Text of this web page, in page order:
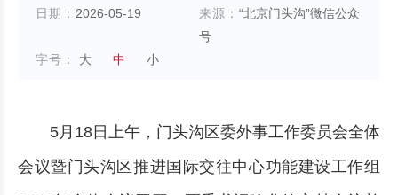
日期： 2026-05-19 来源： “北京门头沟”微信公众
号
字号：
大 中 小
5月18日上午，门头沟区委外事工作委员会全体
会议暨门头沟区推进国际交往中心功能建设工作组